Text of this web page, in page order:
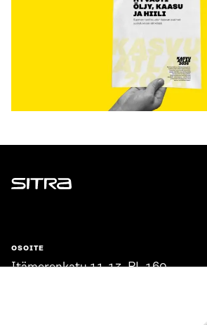
Sitra
OSOITE
Itämerenkatu 11-13, PL 160,